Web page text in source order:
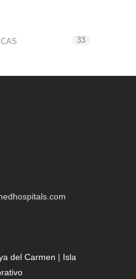
33
del Carmen | Isla